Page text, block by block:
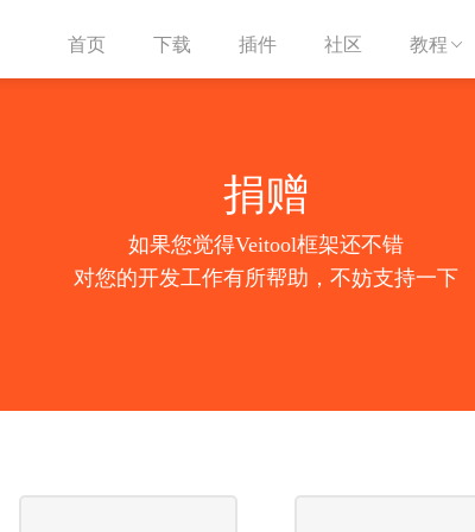
首页 下载 插件 社区 教程 
捐赠
如果您觉得Veitool框架还不错
对您的开发工作有所帮助，不妨支持一下